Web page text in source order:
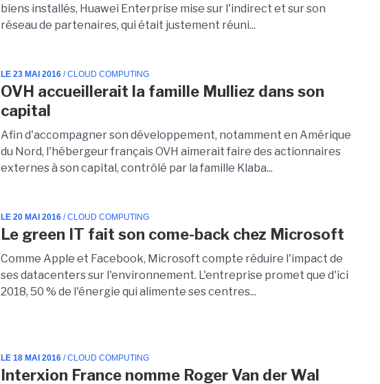
biens installés, Huawei Enterprise mise sur l'indirect et sur son
réseau de partenaires, qui était justement réuni...
LE 23 MAI 2016 / CLOUD COMPUTING
OVH accueillerait la famille Mulliez dans son
capital
Afin d'accompagner son développement, notamment en Amérique
du Nord, l'hébergeur français OVH aimerait faire des actionnaires
externes à son capital, contrôlé par la famille Klaba...
LE 20 MAI 2016 / CLOUD COMPUTING
Le green IT fait son come-back chez Microsoft
Comme Apple et Facebook, Microsoft compte réduire l'impact de
ses datacenters sur l'environnement. L'entreprise promet que d'ici
2018, 50 % de l'énergie qui alimente ses centres...
LE 18 MAI 2016 / CLOUD COMPUTING
Interxion France nomme Roger Van der Wal